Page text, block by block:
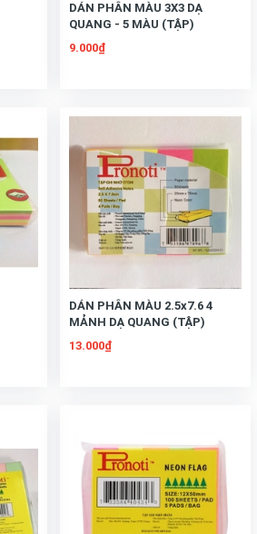
DÁN PHÂN MÀU 3X3 DẠ
QUANG - 5 MÀU (TẬP)
9.000₫
DÁN PHÂN MÀU 2.5x7.6 4
MẢNH DẠ QUANG (TẬP)
13.000₫